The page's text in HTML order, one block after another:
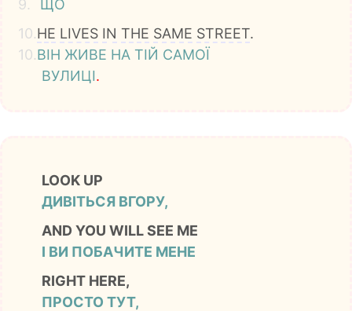
9.
ЩО
10.HE LIVES IN THE SAME STREET.
10.ВІН ЖИВЕ НА ТІЙ САМОЇ
ВУЛИЦІ.
LOOK UP
ДИВІТЬСЯ ВГОРУ,
AND YOU WILL SEE ME
І ВИ ПОБАЧИТЕ МЕНЕ
RIGHT HERE,
ПРОСТО ТУТ,